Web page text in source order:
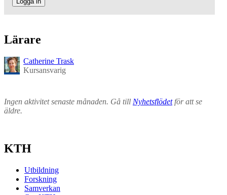
Lärare
Catherine Trask
Kursansvarig
Ingen aktivitet senaste månaden. Gå till Nyhetsflödetför att se
äldre.
KTH
Utbildning
Forskning
Samverkan